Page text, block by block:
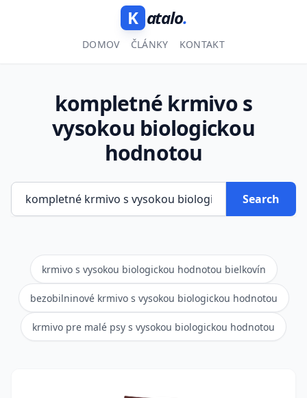
K atalo.
DOMOV ČLÁNKY KONTAKT
kompletné krmivo s
vysokou biologickou
hodnotou
Search
krmivo s vysokou biologickou hodnotou bielkovín
bezobilninové krmivo s vysokou biologickou hodnotou
krmivo pre malé psy s vysokou biologickou hodnotou